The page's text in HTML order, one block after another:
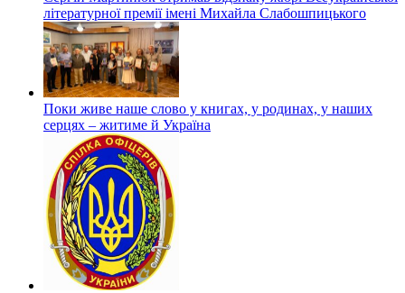
літературної премії імені Михайла Слабошпицького
Поки живе наше слово у книгах, у родинах, у наших
серцях – житиме й Україна